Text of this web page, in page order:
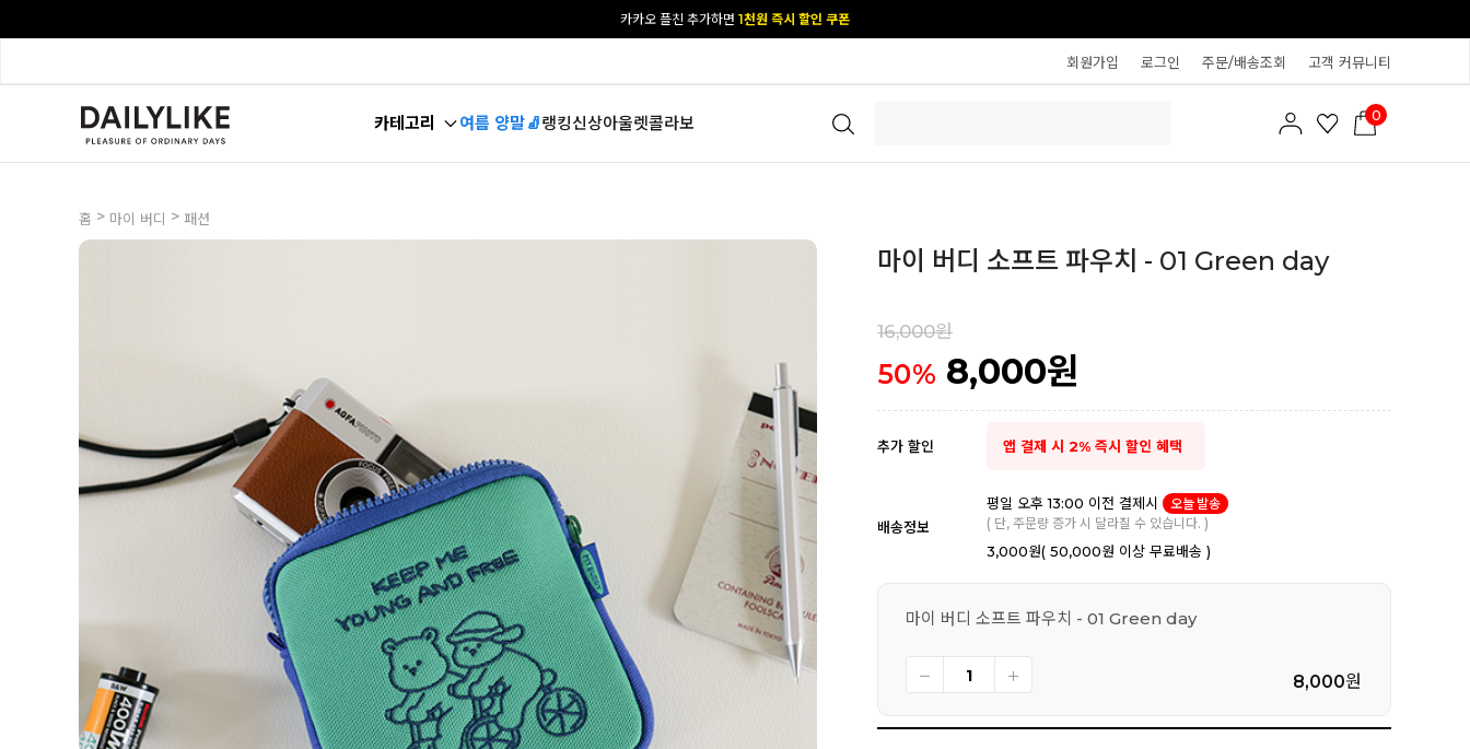
[공식몰 단독] 앱 다운받고2% 결제 할인 받기
회원가입 로그인 주문/배송조회 고객 커뮤니티
카테고리 여름 양말🧦랭킹신상아울렛콜라보 0
홈 > 마이 버디 > 패션
마이 버디 소프트 파우치 - 01 Green day
16,000원
50% 8,000원
추가 할인 앱 결제 시 2% 즉시 할인 혜택
배송정보
평일 오후 13:00 이전 결제시
오늘 발송
( 단, 주문량 증가 시 달라질 수 있습니다. )
3,000원( 50,000원 이상 무료배송 )
마이 버디 소프트 파우치 - 01 Green day
8,000원